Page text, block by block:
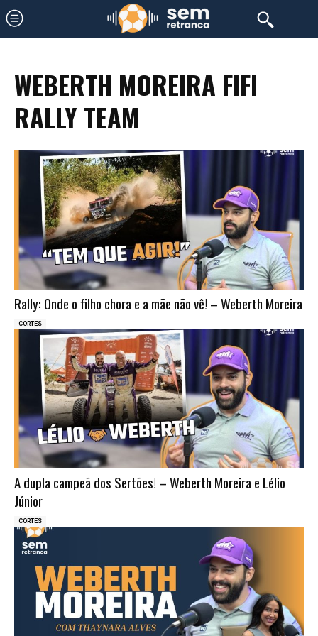
WEBERTH MOREIRA FIFI
RALLY TEAM
Rally: Onde o filho chora e a mãe não vê! – Weberth Moreira
CORTES
A dupla campeã dos Sertões! – Weberth Moreira e Lélio
Júnior
CORTES